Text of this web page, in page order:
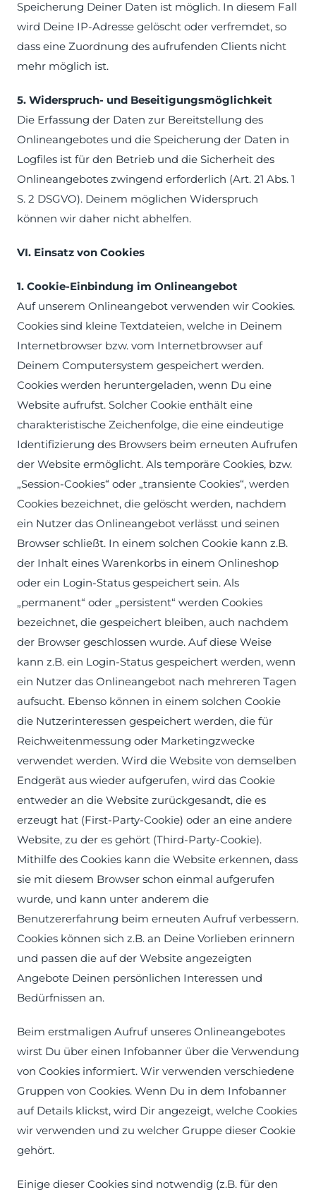
Speicherung Deiner Daten ist möglich. In diesem Fall
wird Deine IP-Adresse gelöscht oder verfremdet, so
dass eine Zuordnung des aufrufenden Clients nicht
mehr möglich ist.
5. Widerspruch- und Beseitigungsmöglichkeit
Die Erfassung der Daten zur Bereitstellung des
Onlineangebotes und die Speicherung der Daten in
Logfiles ist für den Betrieb und die Sicherheit des
Onlineangebotes zwingend erforderlich (Art. 21 Abs. 1
S. 2 DSGVO). Deinem möglichen Widerspruch
können wir daher nicht abhelfen.
VI. Einsatz von Cookies
1. Cookie-Einbindung im Onlineangebot
Auf unserem Onlineangebot verwenden wir Cookies.
Cookies sind kleine Textdateien, welche in Deinem
Internetbrowser bzw. vom Internetbrowser auf
Deinem Computersystem gespeichert werden.
Cookies werden heruntergeladen, wenn Du eine
Website aufrufst. Solcher Cookie enthält eine
charakteristische Zeichenfolge, die eine eindeutige
Identifizierung des Browsers beim erneuten Aufrufen
der Website ermöglicht. Als temporäre Cookies, bzw.
„Session-Cookies“ oder „transiente Cookies“, werden
Cookies bezeichnet, die gelöscht werden, nachdem
ein Nutzer das Onlineangebot verlässt und seinen
Browser schließt. In einem solchen Cookie kann z.B.
der Inhalt eines Warenkorbs in einem Onlineshop
oder ein Login-Status gespeichert sein. Als
„permanent“ oder „persistent“ werden Cookies
bezeichnet, die gespeichert bleiben, auch nachdem
der Browser geschlossen wurde. Auf diese Weise
kann z.B. ein Login-Status gespeichert werden, wenn
ein Nutzer das Onlineangebot nach mehreren Tagen
aufsucht. Ebenso können in einem solchen Cookie
die Nutzerinteressen gespeichert werden, die für
Reichweitenmessung oder Marketingzwecke
verwendet werden. Wird die Website von demselben
Endgerät aus wieder aufgerufen, wird das Cookie
entweder an die Website zurückgesandt, die es
erzeugt hat (First-Party-Cookie) oder an eine andere
Website, zu der es gehört (Third-Party-Cookie).
Mithilfe des Cookies kann die Website erkennen, dass
sie mit diesem Browser schon einmal aufgerufen
wurde, und kann unter anderem die
Benutzererfahrung beim erneuten Aufruf verbessern.
Cookies können sich z.B. an Deine Vorlieben erinnern
und passen die auf der Website angezeigten
Angebote Deinen persönlichen Interessen und
Bedürfnissen an.
Beim erstmaligen Aufruf unseres Onlineangebotes
wirst Du über einen Infobanner über die Verwendung
von Cookies informiert. Wir verwenden verschiedene
Gruppen von Cookies. Wenn Du in dem Infobanner
auf Details klickst, wird Dir angezeigt, welche Cookies
wir verwenden und zu welcher Gruppe dieser Cookie
gehört.
Einige dieser Cookies sind notwendig (z.B. für den